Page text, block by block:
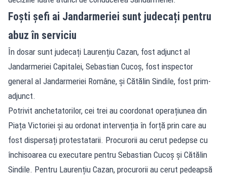
Foști șefi ai Jandarmeriei sunt judecați pentru
abuz în serviciu
În dosar sunt judecați Laurențiu Cazan, fost adjunct al
Jandarmeriei Capitalei, Sebastian Cucoș, fost inspector
general al Jandarmeriei Române, și Cătălin Sindile, fost prim-
adjunct.
Potrivit anchetatorilor, cei trei au coordonat operațiunea din
Piața Victoriei și au ordonat intervenția în forță prin care au
fost dispersați protestatarii. Procurorii au cerut pedepse cu
închisoarea cu executare pentru Sebastian Cucoș și Cătălin
Sindile. Pentru Laurențiu Cazan, procurorii au cerut pedeapsă